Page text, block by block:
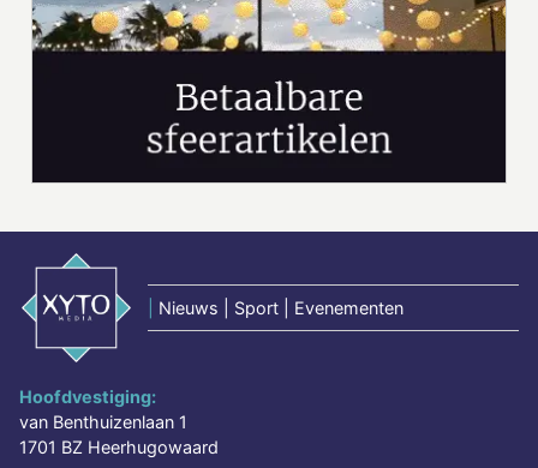
Nieuws | Sport | Evenementen
Hoofdvestiging:
van Benthuizenlaan 1
1701 BZ Heerhugowaard